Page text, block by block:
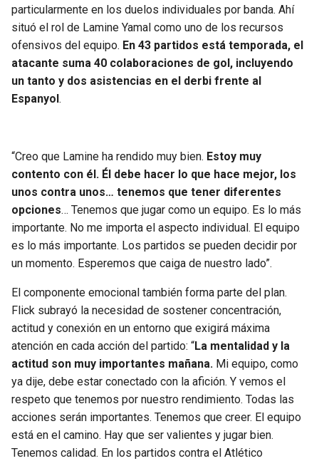
particularmente en los duelos individuales por banda. Ahí
situó el rol de Lamine Yamal como uno de los recursos
ofensivos del equipo. En 43 partidos está temporada, el
atacante suma 40 colaboraciones de gol, incluyendo
un tanto y dos asistencias en el derbi frente al
Espanyol .
“Creo que Lamine ha rendido muy bien. Estoy muy
contento con él. Él debe hacer lo que hace mejor, los
unos contra unos… tenemos que tener diferentes
opciones… Tenemos que jugar como un equipo. Es lo más
importante. No me importa el aspecto individual. El equipo
es lo más importante. Los partidos se pueden decidir por
un momento. Esperemos que caiga de nuestro lado”.
El componente emocional también forma parte del plan.
Flick subrayó la necesidad de sostener concentración,
actitud y conexión en un entorno que exigirá máxima
atención en cada acción del partido: “La mentalidad y la
actitud son muy importantes mañana. Mi equipo, como
ya dije, debe estar conectado con la afición. Y vemos el
respeto que tenemos por nuestro rendimiento. Todas las
acciones serán importantes. Tenemos que creer. El equipo
está en el camino. Hay que ser valientes y jugar bien.
Tenemos calidad. En los partidos contra el Atlético